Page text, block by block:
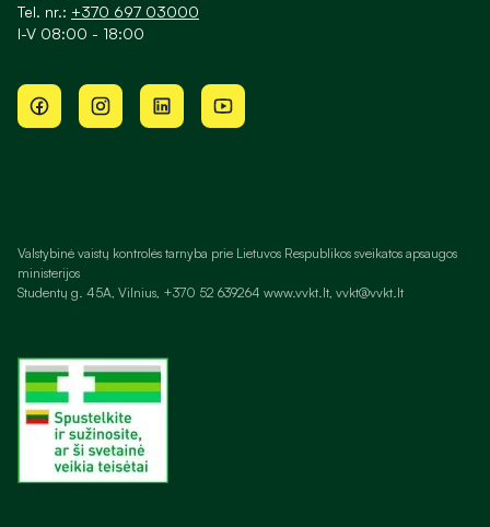
Tel. nr.: +370 697 03000
I-V 08:00 - 18:00
Valstybinė vaistų kontrolės tarnyba prie Lietuvos Respublikos sveikatos apsaugos
ministerijos
Studentų g. 45A, Vilnius, +370 52 639264 www.vvkt.lt, vvkt@vvkt.lt